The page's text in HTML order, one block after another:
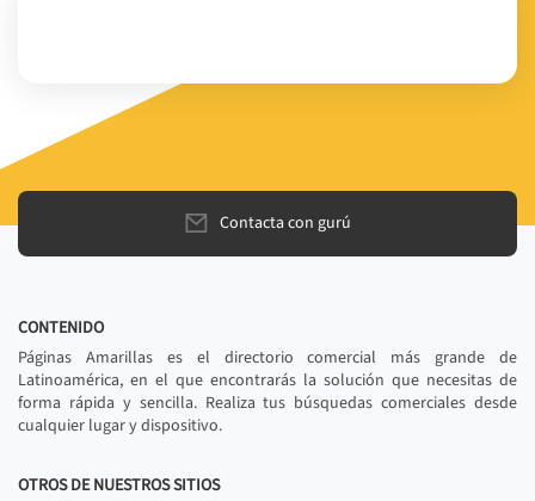
Contacta con gurú
CONTENIDO
Páginas Amarillas es el directorio comercial más grande de
Latinoamérica, en el que encontrarás la solución que necesitas de
forma rápida y sencilla. Realiza tus búsquedas comerciales desde
cualquier lugar y dispositivo.
OTROS DE NUESTROS SITIOS